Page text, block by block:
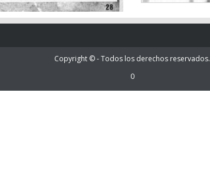
Copyright © - Todos los derechos reservados.
0